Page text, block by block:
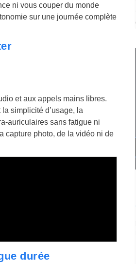
ni vous couper du monde
sur une journée complète
et aux appels mains libres.
simplicité d’usage, la
auriculaires sans fatigue ni
capture photo, de la vidéo ni de
durée